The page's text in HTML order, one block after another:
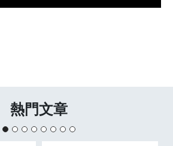
熱門文章